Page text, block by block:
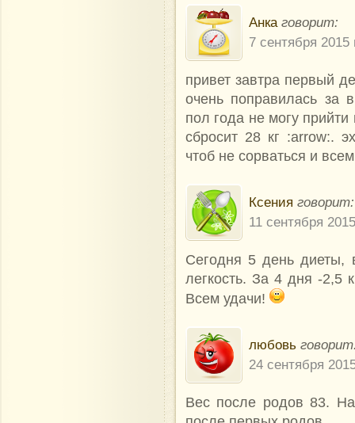
Анка говорит:
7 сентября 2015
привет завтра первый
очень поправилась за
пол года не могу
сбросит 28 кг :arrow:.
чтоб не сорваться и
Ксения говорит:
11 сентября
Сегодня 5 день диеты,
легкость. За 4 дня -2,5
Всем удачи!
любовь
24 сентября
Вес после родов 83.